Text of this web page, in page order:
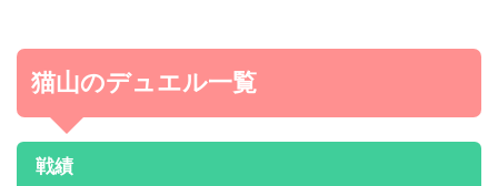
猫山のデュエル一覧
戦績